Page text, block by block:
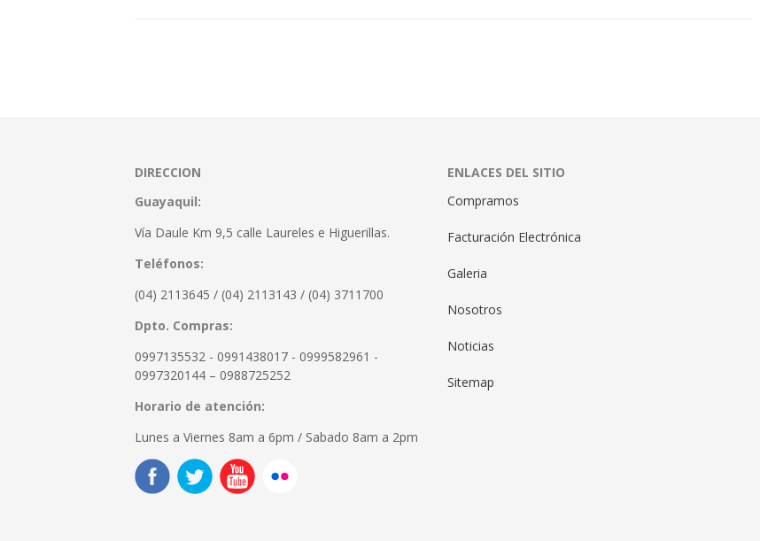
DIRECCION
Guayaquil:
Vía Daule Km 9,5 calle Laureles e Higuerillas.
Teléfonos:
(04) 2113645 / (04) 2113143 / (04) 3711700
Dpto. Compras:
0997135532 - 0991438017 - 0999582961 -
0997320144 – 0988725252
Horario de atención:
Lunes a Viernes 8am a 6pm / Sabado 8am a 2pm
ENLACES DEL SITIO
Compramos
Facturación Electrónica
Galeria
Nosotros
Noticias
Sitemap